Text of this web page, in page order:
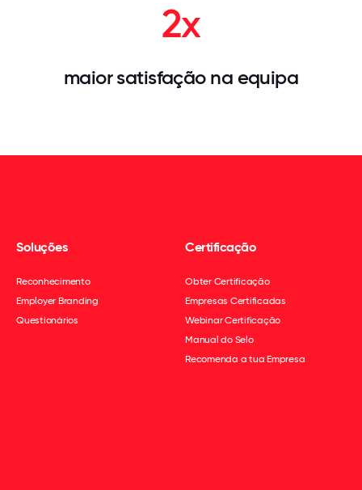
2x
maior satisfação na equipa
Soluções
Reconhecimento
Employer Branding
Questionários
Certificação
Obter Certificação
Empresas Certificadas
Webinar Certificação
Manual do Selo
Recomenda a tua Empresa